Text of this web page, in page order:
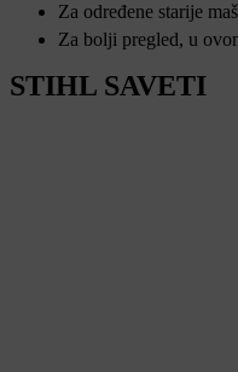
Za određene starije
Za bolji pregled, u
STIHL SAVETI